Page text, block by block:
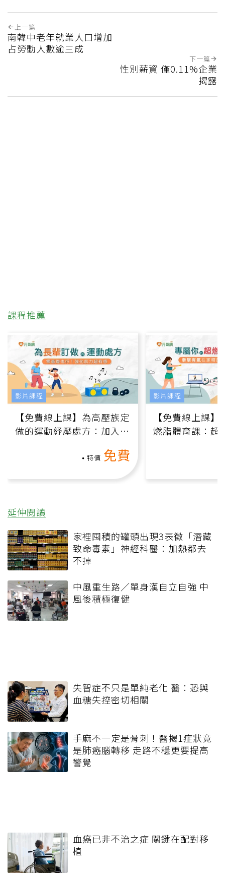
上一篇
南韓中老年就業人口增加
占勞動人數逾三成
下一篇
性別薪資 僅0.11%企業
揭露
課程推薦
【免費線上課】為高壓族定
做的運動紓壓處方：加入行
特價 免費
影片課程
【免費線上課
燃脂體育課：超
影片課程
延伸閱讀
家裡囤積的罐頭出現3表徵「潛藏
致命毒素」神經科醫：加熱都去
不掉
中風重生路／單身漢自立自強 中
風後積極復健
失智症不只是單純老化 醫：恐與
血糖失控密切相關
手麻不一定是骨刺！醫揭1症狀竟
是肺癌腦轉移 走路不穩更要提高
警覺
血癌已非不治之症 關鍵在配對移
植